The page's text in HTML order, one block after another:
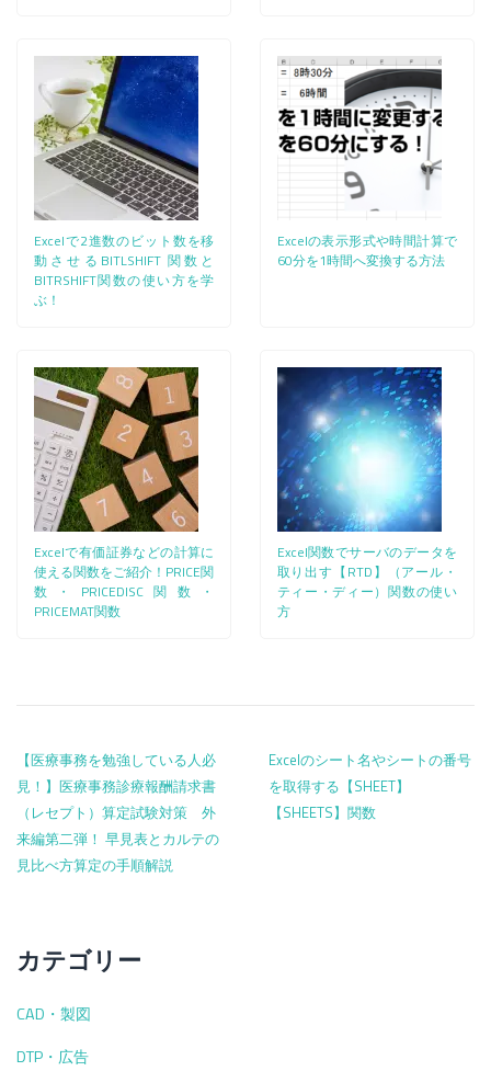
Excelで2進数のビット数を移
動させるBITLSHIFT 関数と
BITRSHIFT関数の使い方を学
ぶ！
Excelの表示形式や時間計算で
60分を1時間へ変換する方法
Excelで有価証券などの計算に
使える関数をご紹介！PRICE関
数・PRICEDISC関数・
PRICEMAT関数
Excel関数でサーバのデータを
取り出す【RTD】（アール・
ティー・ディー）関数の使い
方
【医療事務を勉強している人必
見！】医療事務診療報酬請求書
（レセプト）算定試験対策 外
来編第二弾！ 早見表とカルテの
見比べ方算定の手順解説
Excelのシート名やシートの番号
を取得する【SHEET】
【SHEETS】関数
カテゴリー
CAD・製図
DTP・広告